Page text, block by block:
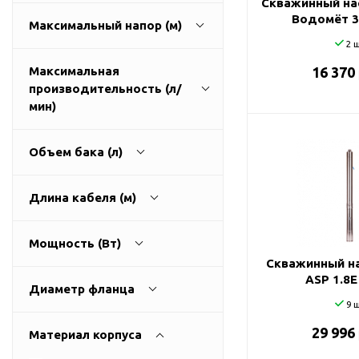
давления
насосы фланцевые
Циркуляционные
насосы (сухой ротор)
давления
насосы для ГВС
Насосы для фонтана и
Фонтанные насосы
Максимальный напор (м)
1
Максимальная
производительность (л/
мин)
Объем бака (л)
Длина кабеля (м)
Мощность (Вт)
Диаметр фланца
Материал корпуса
Скважинный
Водомёт
2
16 370
Скважинный
ASP
9
29 996